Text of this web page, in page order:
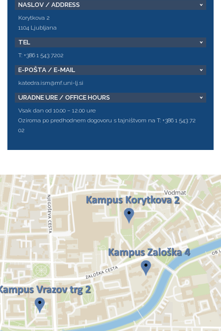
NASLOV / ADDRESS
Korytkova 2
1104 Ljubljana
TEL
T: +386 1 543 7202
E-POŠTA / E-MAIL
katedra.ism@mf.uni-lj.si
URADNE URE / OFFICE HOURS
Vsak dan od 10.00 – 12.00 ure
Oziroma po predhodnem dogovoru s tajništvom na T: +386 1 543 72
02